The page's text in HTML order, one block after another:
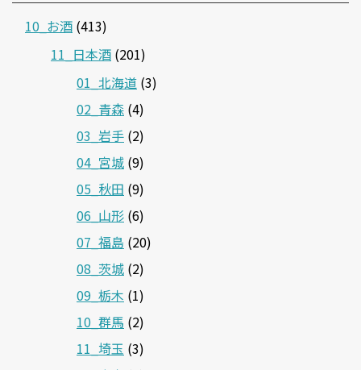
10_お酒 (413)
11_日本酒 (201)
01_北海道 (3)
02_青森 (4)
03_岩手 (2)
04_宮城 (9)
05_秋田 (9)
06_山形 (6)
07_福島 (20)
08_茨城 (2)
09_栃木 (1)
10_群馬 (2)
11_埼玉 (3)